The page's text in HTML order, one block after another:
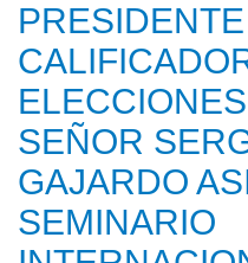
SEÑOR
GAJARDO
SEMINARIO